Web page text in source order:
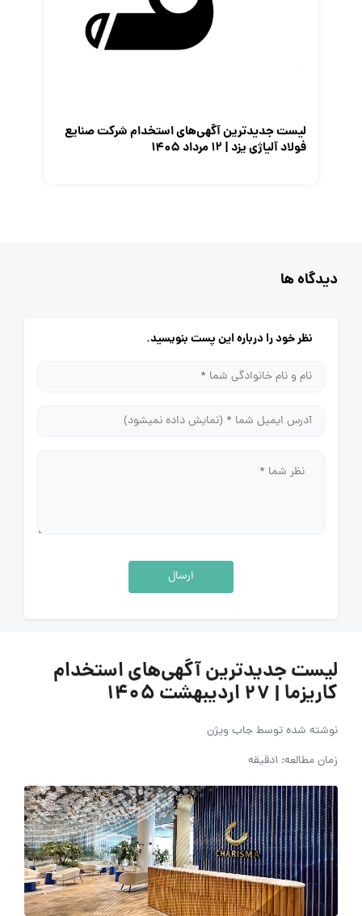
لیست جدیدترین آگهی‌های استخدام شرکت صنایع
فولاد آلیاژی یزد | ۱۲ مرداد ۱۴۰۵
دیدگاه ها
نظر خود را درباره این پست بنویسید.
ارسال
لیست جدیدترین آگهی‌های استخدام
کاریزما | ۲۷ اردیبهشت ۱۴۰۵
نوشته شده توسطجاب ویژن
زمان مطالعه: 1دقیقه